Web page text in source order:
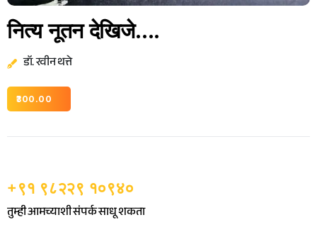
नित्य नूतन देखिजे….
डॉ. रवीन थत्ते
300.00
+९१ ९८२२९ १०९४०
तुम्ही आमच्याशी संपर्क साधू शकता